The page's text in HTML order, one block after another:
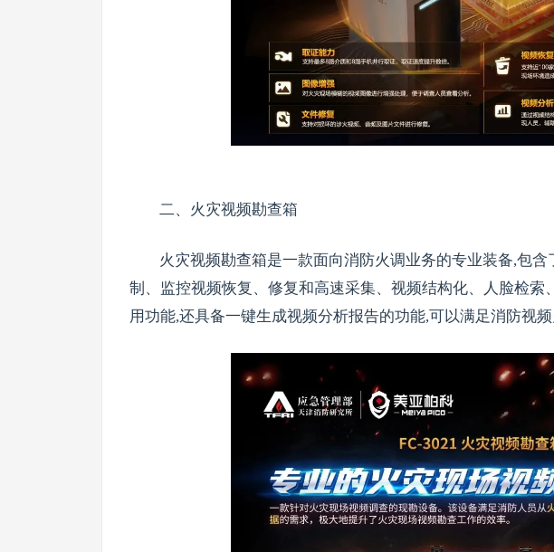
二、火灾视频勘查箱
火灾视频勘查箱是一款面向消防火调业务的专业装备,包
制、监控视频恢复、修复和高速采集、视频结构化、人脸检索
用功能,还具备一键生成视频分析报告的功能,可以满足消防视频